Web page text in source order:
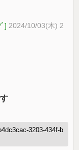
] 2024/10/03(木) 2
3203-434f-b